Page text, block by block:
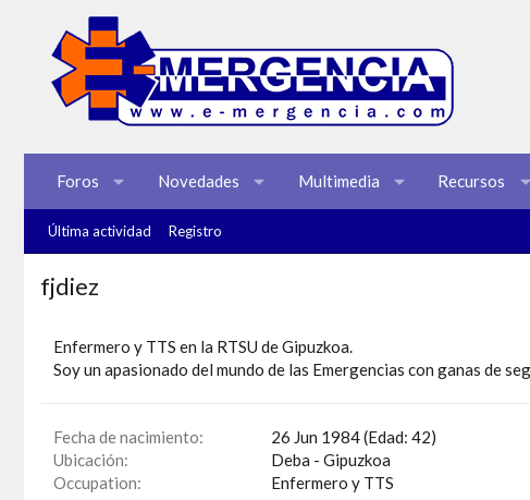
Foros Novedades Multimedia Recursos
Última actividad Registro
fjdiez
Enfermero y TTS en la RTSU de Gipuzkoa.
Soy un apasionado del mundo de las Emergencias con ganas de
Fecha de nacimiento
26 Jun 1984 (Edad: 42)
Ubicación
Deba - Gipuzkoa
Occupation
Enfermero y TTS